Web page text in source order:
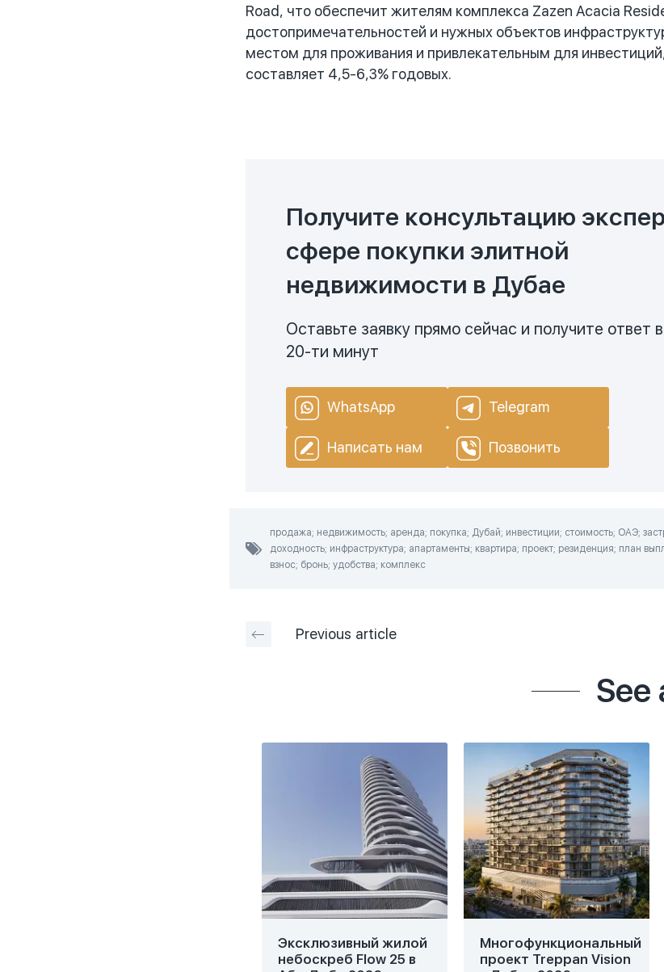
Road, что обеспечит жителям комплекса Zazen Acacia
достопримечательностей и нужных объектов
местом для проживания и привлекательным для
составляет 4,5-6,3% годовых.
Получите консультацию
сфере покупки элитной
недвижимости в Дубае
Оставьте заявку прямо сейчас и получите ответ
20-ти минут
WhatsApp Telegram
Написать нам Позвонить
продажа; недвижимость; аренда; покупка; Дубай; инвестиции; стоимость; ОАЭ;
доходность; инфраструктура; апартаменты; квартира; проект; резиденция; план
взнос; бронь; удобства; комплекс
Previous article
See
Эксклюзивный жилой
небоскреб Flow 25 в
Многофункциональный
проект Treppan Vision